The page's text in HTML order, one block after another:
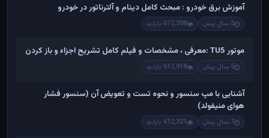
آموزش برق خودرو : مبحث کامل دینام و آلترناتور در خودرو
5 سال پیش 672,398 بازدید
موتور TU5 :معرفی ، مشخصات و فیلم کامل تشریح اجزاء و باز کردن
5 سال پیش 612,918 بازدید
آشنایی با مپ سنسور و نحوه تست و تعویض آن (سنسور فشار
هوای منیفولد)
7 سال پیش 612,321 بازدید